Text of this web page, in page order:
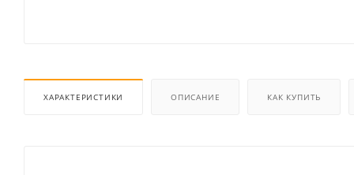
ХАРАКТЕРИСТИКИ ОПИСАНИЕ КАК КУПИТЬ